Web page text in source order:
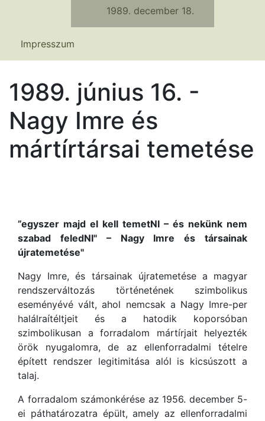
1989. december 18.
Impresszum
1989. június 16. -
Nagy Imre és
mártírtársai temetése
”egyszer majd el kell temetNI – és nekünk nem
szabad feledNI" – Nagy Imre és társainak
újratemetése"
Nagy Imre, és társainak újratemetése a magyar
rendszerváltozás történetének szimbolikus
eseményévé vált, ahol nemcsak a Nagy Imre-per
halálraítéltjeit és a hatodik koporsóban
szimbolikusan a forradalom mártírjait helyezték
örök nyugalomra, de az ellenforradalmi tételre
épített rendszer legitimitása alól is kicsúszott a
talaj.
A forradalom számonkérése az 1956. december 5-
ei páthatározatra épült, amely az ellenforradalmi